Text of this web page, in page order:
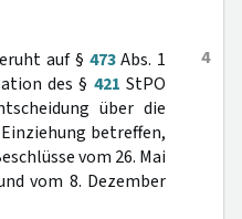
4
auf § 473Abs. 1
des § 421 StPO
über die
betreffen,
vom 26. Mai
vom 8. Dezember